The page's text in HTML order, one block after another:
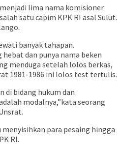
lima nama komisioner
satu capim KPK RI asal Sulut.
banyak tahapan.
dan punya nama beken
menduga setelah lolos berkas,
1981-1986 ini lolos test tertulis.
di bidang hukum dan
modalnya,”kata seorang
para pesaing hingga
RI.